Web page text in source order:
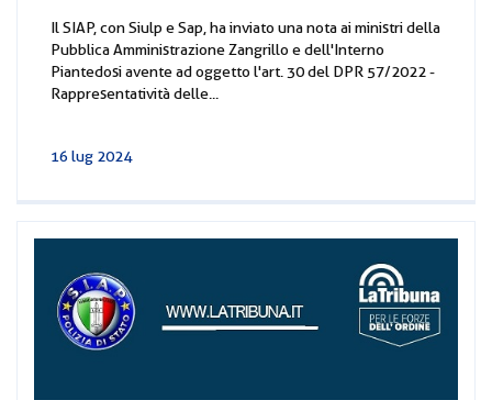
Il SIAP, con Siulp e Sap, ha inviato una nota ai ministri della
Pubblica Amministrazione Zangrillo e dell'Interno
Piantedosi avente ad oggetto l'art. 30 del DPR 57/2022 -
Rappresentatività delle...
16 lug 2024